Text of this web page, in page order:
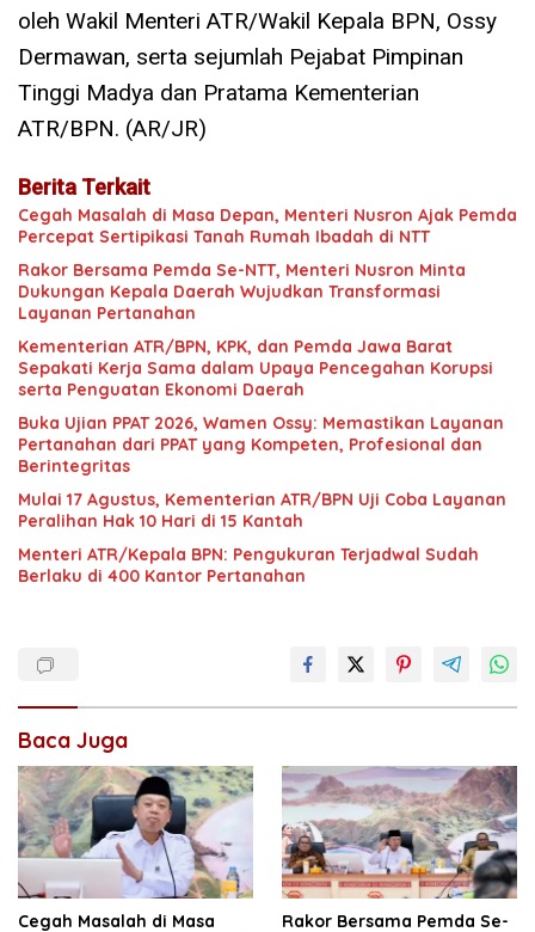
oleh Wakil Menteri ATR/Wakil Kepala BPN, Ossy
Dermawan, serta sejumlah Pejabat Pimpinan
Tinggi Madya dan Pratama Kementerian
ATR/BPN. (AR/JR)
Berita Terkait
Cegah Masalah di Masa Depan, Menteri Nusron Ajak Pemda
Percepat Sertipikasi Tanah Rumah Ibadah di NTT
Rakor Bersama Pemda Se-NTT, Menteri Nusron Minta
Dukungan Kepala Daerah Wujudkan Transformasi
Layanan Pertanahan
Kementerian ATR/BPN, KPK, dan Pemda Jawa Barat
Sepakati Kerja Sama dalam Upaya Pencegahan Korupsi
serta Penguatan Ekonomi Daerah
Buka Ujian PPAT 2026, Wamen Ossy: Memastikan Layanan
Pertanahan dari PPAT yang Kompeten, Profesional dan
Berintegritas
Mulai 17 Agustus, Kementerian ATR/BPN Uji Coba Layanan
Peralihan Hak 10 Hari di 15 Kantah
Menteri ATR/Kepala BPN: Pengukuran Terjadwal Sudah
Berlaku di 400 Kantor Pertanahan
Baca Juga
Cegah Masalah di Masa
Rakor Bersama Pemda Se-